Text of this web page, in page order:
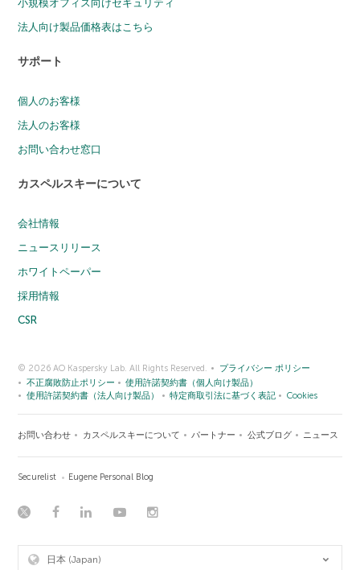
小規模オフィス向けセキュリティ
法人向け製品価格表はこちら
サポート
個人のお客様
法人のお客様
お問い合わせ窓口
カスペルスキーについて
会社情報
ニュースリリース
ホワイトペーパー
採用情報
CSR
© 2026 AO Kaspersky Lab. All Rights Reserved.
プライバシー ポリシー
不正腐敗防止ポリシー
使用許諾契約書（個人向け製品）
使用許諾契約書（法人向け製品）
特定商取引法に基づく表記 Cookies
お問い合わせ カスペルスキーについて パートナー 公式ブログ ニュース
Securelist Eugene Personal Blog
日本 (Japan)